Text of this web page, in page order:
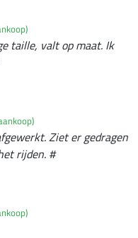
taille, valt op maat. Ik
Ziet er gedragen
rijden. #